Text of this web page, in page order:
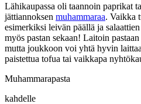
Lähikaupassa oli taannoin paprikat
jättiannoksen muhammaraa. Vaikka
esimerkiksi leivän päällä ja
myös pastan sekaan! Laitoin
mutta joukkoon voi yhtä hyvin
paistettua tofua tai vaikkapa
Muhammarapasta
kahdelle